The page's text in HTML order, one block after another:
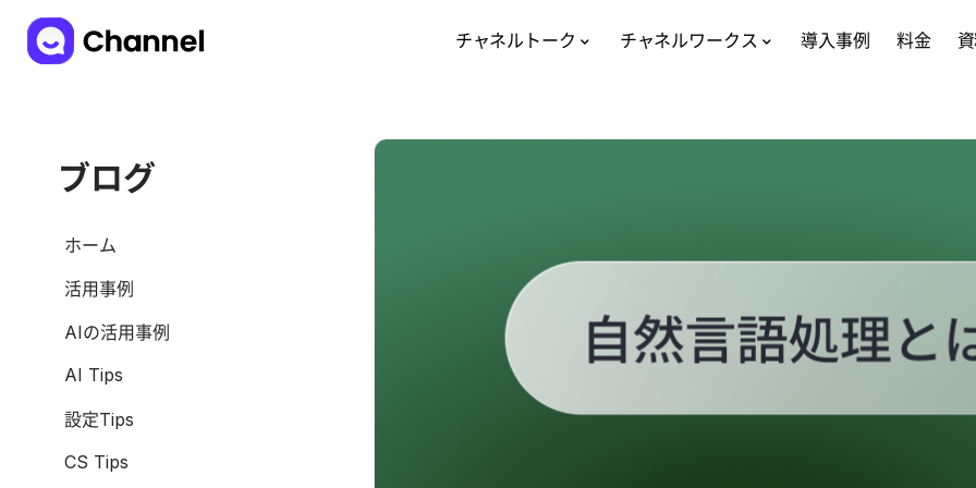
チャネルトーク チャネルワークス 導入事例 料金
ブログ
ホーム
活用事例
AIの活用事例
AI Tips
設定Tips
CS Tips